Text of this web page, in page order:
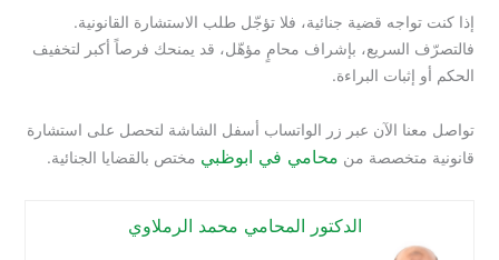
إذا كنت تواجه قضية جنائية، فلا تؤجّل طلب الاستشارة القانونية.
فالتصرّف السريع، بإشراف محامٍ مؤهّل، قد يمنحك فرصاً أكبر لتخفيف
الحكم أو إثبات البراءة.
تواصل معنا الآن عبر زر الواتساب أسفل الشاشة لتحصل على استشارة
قانونية متخصصة من محامي في ابوظبي مختص بالقضايا الجنائية.
الدكتور المحامي محمد الرملاوي